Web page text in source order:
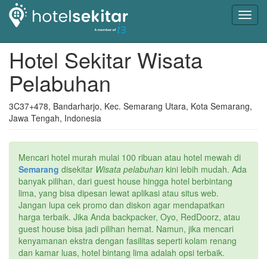
Hotel Sekitar Wisata
Pelabuhan
3C37+478, Bandarharjo, Kec. Semarang Utara, Kota Semarang,
Jawa Tengah, Indonesia
Mencari hotel murah mulai 100 ribuan atau hotel mewah di
Semarang disekitar Wisata pelabuhan kini lebih mudah. Ada
banyak pilihan, dari guest house hingga hotel berbintang
lima, yang bisa dipesan lewat aplikasi atau situs web.
Jangan lupa cek promo dan diskon agar mendapatkan
harga terbaik. Jika Anda backpacker, Oyo, RedDoorz, atau
guest house bisa jadi pilihan hemat. Namun, jika mencari
kenyamanan ekstra dengan fasilitas seperti kolam renang
dan kamar luas, hotel bintang lima adalah opsi terbaik.